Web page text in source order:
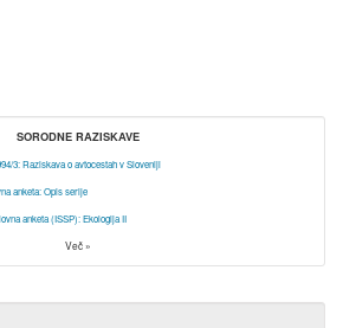
SORODNE RAZISKAVE
3: Raziskava o avtocestah v Sloveniji
anketa: Opis serije
anketa (ISSP): Ekologija II
Več »